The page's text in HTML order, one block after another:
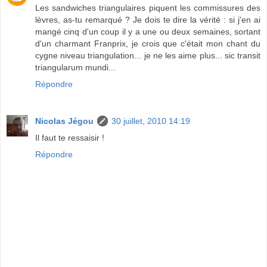
Les sandwiches triangulaires piquent les commissures des
lèvres, as-tu remarqué ? Je dois te dire la vérité : si j'en ai
mangé cinq d'un coup il y a une ou deux semaines, sortant
d'un charmant Franprix, je crois que c'était mon chant du
cygne niveau triangulation... je ne les aime plus... sic transit
triangularum mundi...
Répondre
Nicolas Jégou
30 juillet, 2010 14:19
Il faut te ressaisir !
Répondre